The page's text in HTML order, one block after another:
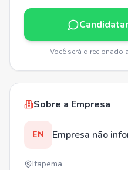
Você será direcionado
Sobre a Empresa
EN Empresa não
Itapema